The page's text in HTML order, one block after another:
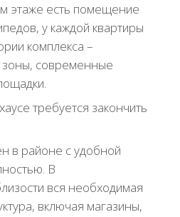
этаже есть помещение
у каждой квартиры
комплекса –
современные
требуется закончить
в районе с удобной
В
вся необходимая
включая магазины,